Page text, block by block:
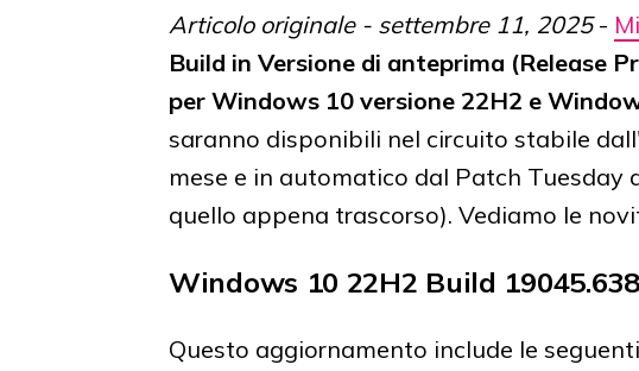
Articolo originale - settembre 11, 2025-
Build in Versione di anteprima (Release
per Windows 10 versione 22H2 e
saranno disponibili nel circuito stabile
mese e in automatico dal Patch Tuesday
quello appena trascorso). Vediamo le
Windows 10 22H2 Build
Questo aggiornamento include le